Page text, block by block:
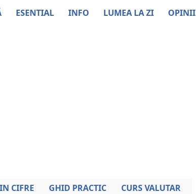
ESENTIAL INFO LUMEA LA ZI OPINII
CIFRE GHID PRACTIC
CURS VALUTAR